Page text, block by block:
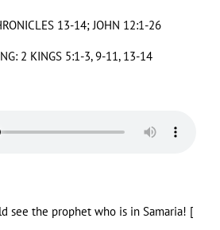
13-14; JOHN 12:1-26
2 KINGS 5:1-3, 9-11, 13-14
see the prophet who is in Samaria! [